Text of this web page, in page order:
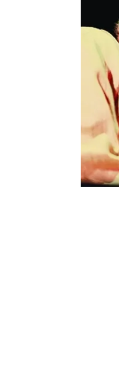
*NEW
*NEW
*NEW
*NEW
*NEW
*NEW
*NEW
*NEW
*NEW
*NEW